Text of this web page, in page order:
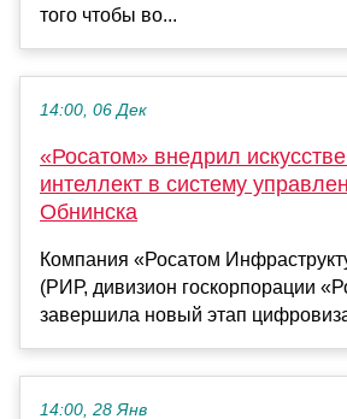
того чтобы во...
14:00, 06 Дек
«Росатом» внедрил
интеллект в систему
Обнинска
Компания «Росатом
(РИР, дивизион госкорпорации
завершила новый этап
14:00, 28 Янв